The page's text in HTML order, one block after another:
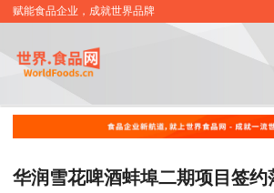
赋能食品企业，成就世界品牌
华润雪花啤酒蚌埠二期项目签约